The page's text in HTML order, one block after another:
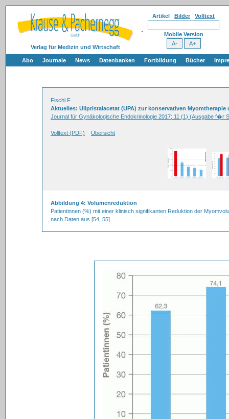
Verlag für Medizin und Wirtschaft
Artikel Bilder Volltext
Mobile Version
Abo Journale News Datenbanken Fortbildung Bücher
Fischl F
Aktuelles: Ulipristalacetat (UPA) zur konservativen
Journal für Gynäkologische Endokrinologie 2017; 11 (1) (Ausgabe f�r
Volltext (PDF) Übersicht
Abbildung 4: Volumenreduktion
Patientinnen (%) mit einer klinisch signifikanten Reduktion der
nach Daten aus [54, 55].